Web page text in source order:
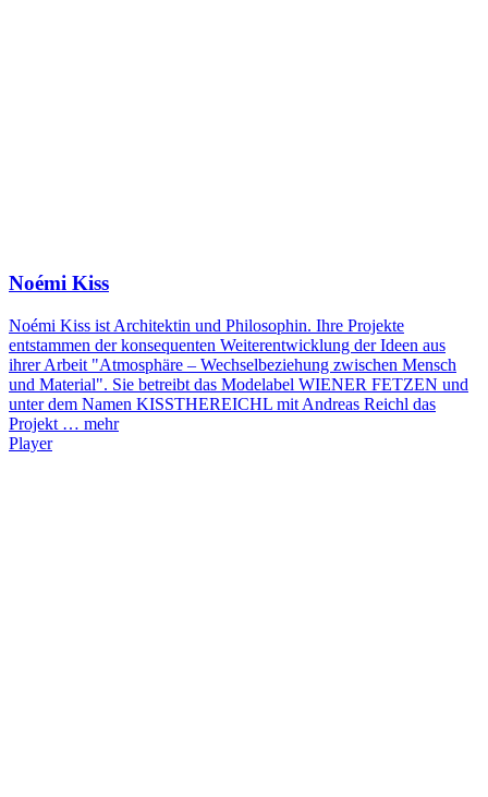
Noémi Kiss
Noémi Kiss ist Architektin und Philosophin. Ihre Projekte
entstammen der konsequenten Weiterentwicklung der Ideen aus
ihrer Arbeit "Atmosphäre – Wechselbeziehung zwischen Mensch
und Material". Sie betreibt das Modelabel WIENER FETZEN und
unter dem Namen KISSTHEREICHL mit Andreas Reichl das
Projekt … mehr
Player